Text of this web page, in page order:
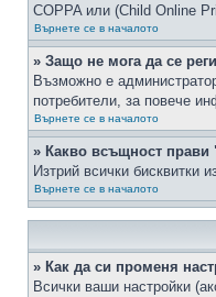
COPPA или (Child Online
Върнете се в началото
» Защо не мога да се
Възможно е
потребители, за повече
Върнете се в началото
» Какво всъщност прави
Изтрий всички бисквитки
Върнете се в началото
» Как да си променя
Всички ваши настройки